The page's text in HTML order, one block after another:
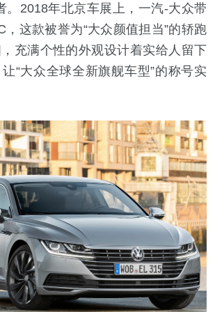
。2018年北京车展上，一汽-大众带
，这款被誉为“大众颜值担当”的轿跑
充满个性的外观设计着实给人留下
“大众全球全新旗舰车型”的称号实